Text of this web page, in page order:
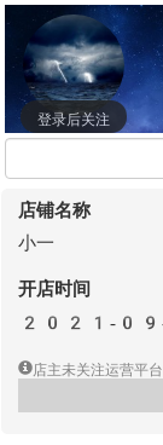
登录后关注
店铺名称
小一
开店时间
2021-
店主未关注运营平